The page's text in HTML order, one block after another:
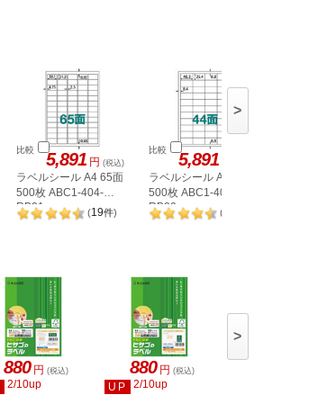
比較 5,891 円 (税込)
ラベルシール A4 65面
500枚 ABC1-404-
RB21
(19件)
比較 5,891
ラベルシール A4 44面
500枚 ABC1-404-
RB20
(
>
880 円 (税込)
2/10up
880 円 (税込)
UP
2/10up
>